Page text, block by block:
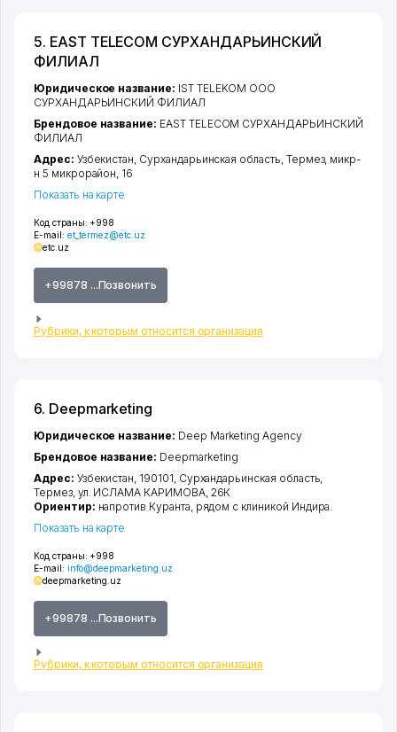
5. EAST TELECOM СУРХАНДАРЬИНСКИЙ
ФИЛИАЛ
Код страны: +998
E-mail: et_termez@etc.uz
etc.uz
+99878 ...Позвонить
Рубрики, к которым относится организация
Юридическое название: IST TELEKOM ООО
СУРХАНДАРЬИНСКИЙ ФИЛИАЛ
Брендовое название: EAST TELECOM СУРХАНДАРЬИНСКИЙ
ФИЛИАЛ
Адрес: Узбекистан, Сурхандарьинская область Термез, микр-
н 5 микрорайон , 16
Показать на карте
6. Deepmarketing
Код страны: +998
E-mail: info@deepmarketing.uz
deepmarketing.uz
+99878 ...Позвонить
Рубрики, к которым относится организация
Юридическое название: Deep Marketing Agency
Брендовое название: Deepmarketing
Адрес: Узбекистан, 190101, Сурхандарьинская область,
Термез, ул. ИСЛАМА КАРИМОВА, 26К
Ориентир: напротив Куранта, рядом с клиникой Индира.
Показать на карте